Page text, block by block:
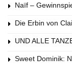
Naïf –
Die Erbin von
UND ALLE
Sweet Dominik: